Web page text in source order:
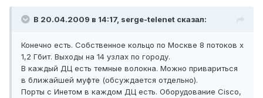
В 20.04.2009 в 14:17, serge-telenet сказал:
Конечно есть. Собственное кольцо по Москве 8 потоков х
1,2 Гбит. Выходы на 14 узлах по городу.
В каждый ДЦ есть темные волокна. Можно привариться
в ближайшей муфте (обсуждается отдельно).
Порты с Инетом в каждом ДЦ есть. Оборудование Cisco,